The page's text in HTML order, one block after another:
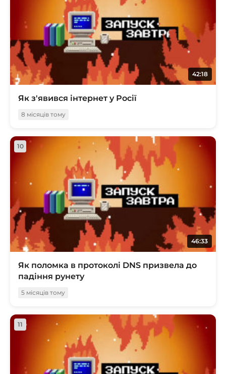
42:18
Як з'явився інтернет у Росії
8 місяців тому
10
46:33
Як поломка в протоколі DNS призвела до
падіння рунету
5 місяців тому
11